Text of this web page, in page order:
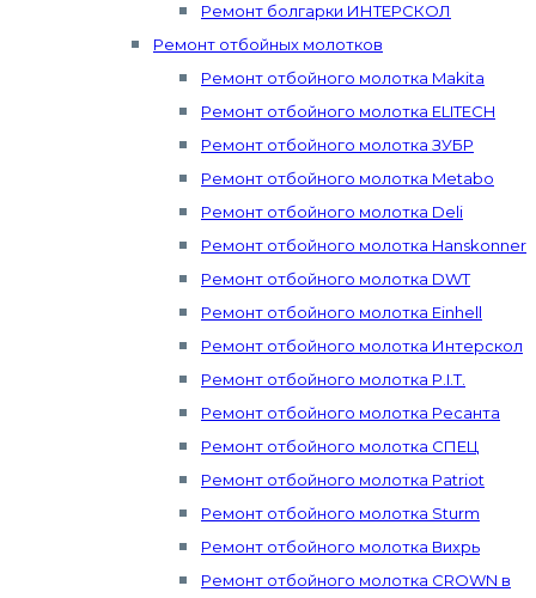
Ремонт болгарки ИНТЕРСКОЛ
Ремонт отбойных молотков
Ремонт отбойного молотка Makita
Ремонт отбойного молотка ELITECH
Ремонт отбойного молотка ЗУБР
Ремонт отбойного молотка Metabo
Ремонт отбойного молотка Deli
Ремонт отбойного молотка Hanskonner
Ремонт отбойного молотка DWT
Ремонт отбойного молотка Einhell
Ремонт отбойного молотка Интерскол
Ремонт отбойного молотка P.I.T.
Ремонт отбойного молотка Ресанта
Ремонт отбойного молотка СПЕЦ
Ремонт отбойного молотка Patriot
Ремонт отбойного молотка Sturm
Ремонт отбойного молотка Вихрь
Ремонт отбойного молотка CROWN в